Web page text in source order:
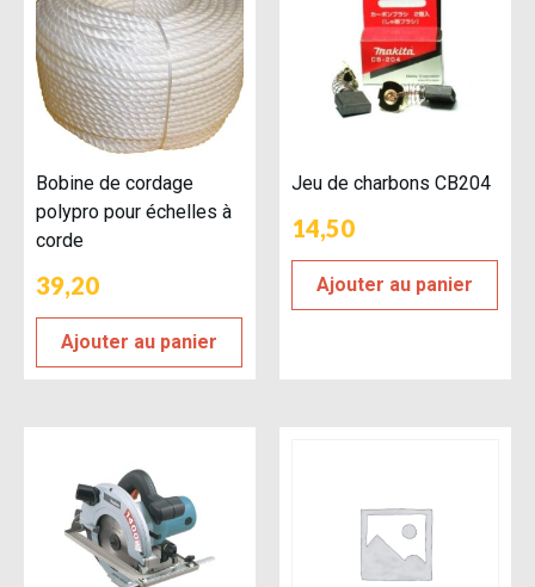
Bobine de cordage
polypro pour échelles à
corde
39,20
Ajouter au panier
Jeu de charbons CB204
14,50
Ajouter au panier